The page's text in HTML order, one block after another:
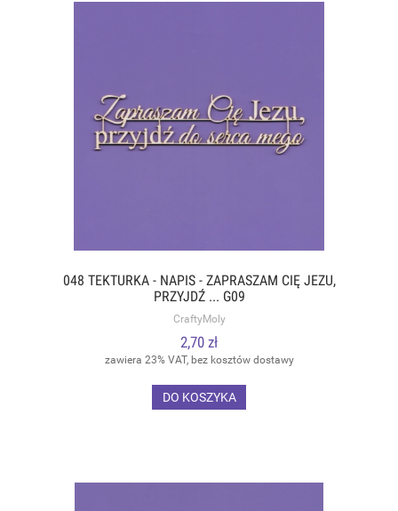
048 TEKTURKA - NAPIS - ZAPRASZAM CIĘ JEZU,
PRZYJDŹ ... G09
CraftyMoly
2,70 zł
zawiera 23% VAT, bez kosztów dostawy
DO KOSZYKA